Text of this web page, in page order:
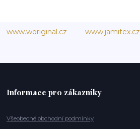
www.woriginal.cz www.jamitex.cz
Informace pro zákazníky
Všeobecné obchodní podmínky